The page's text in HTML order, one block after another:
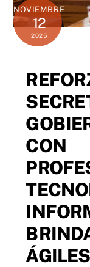
NOVIEMBRE
12
2025
CON